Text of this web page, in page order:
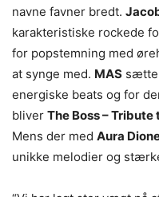
navne favner bredt.
karakteristiske rockede
for popstemning med
at synge med. MAS
energiske beats og for
bliver The Boss –
Mens der med Aura
unikke melodier og